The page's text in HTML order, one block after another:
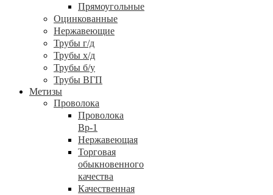
Прямоугольные
Оцинкованные
Нержавеющие
Трубы г/д
Трубы х/д
Трубы б/у
Трубы ВГП
Метизы
Проволока
Проволока
Вр-1
Нержавеющая
Торговая
обыкновенного
качества
Качественная